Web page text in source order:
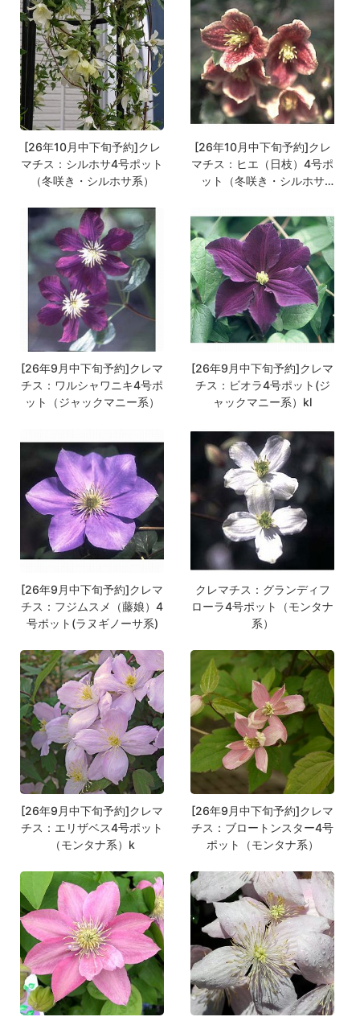
[26年10月中下旬予約]クレ
マチス：シルホサ4号ポット
（冬咲き・シルホサ系）
[26年10月中下旬予約]クレ
マチス：ヒエ（日枝）4号ポ
ット（冬咲き・シルホサ
[26年9月中下旬予約]クレマ
チス：ワルシャワニキ4号ポ
ット（ジャックマニー系）
[26年9月中下旬予約]クレマ
チス：ビオラ4号ポット(ジ
ャックマニー系）kl
[26年9月中下旬予約]クレマ
チス：フジムスメ（藤娘）4
号ポット(ラヌギノーサ系)
クレマチス：グランディフ
ローラ4号ポット（モンタナ
系）
[26年9月中下旬予約]クレマ
チス：エリザベス4号ポット
（モンタナ系）k
[26年9月中下旬予約]クレマ
チス：ブロートンスター4号
ポット（モンタナ系）